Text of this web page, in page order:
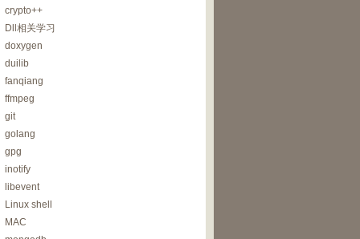
crypto++
Dll相关学习
doxygen
duilib
fanqiang
ffmpeg
git
golang
gpg
inotify
libevent
Linux shell
MAC